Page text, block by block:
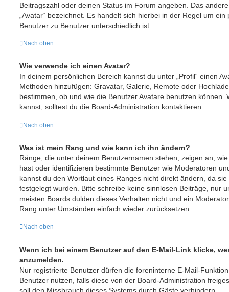
Beitragszahl oder deinen Status im Forum angeben. Das
„Avatar“ bezeichnet. Es handelt sich hierbei in der Regel um
Benutzer zu Benutzer unterschiedlich ist.
Nach oben
Wie verwende ich einen Avatar?
In deinem persönlichen Bereich kannst du unter „Profil“ einen
Methoden hinzufügen: Gravatar, Galerie, Remote oder
bestimmen, ob und wie die Benutzer Avatare benutzen können.
kannst, solltest du die Board-Administration kontaktieren.
Nach oben
Was ist mein Rang und wie kann ich ihn ändern?
Ränge, die unter deinem Benutzernamen stehen, zeigen an,
hast oder identifizieren bestimmte Benutzer wie Moderatoren
kannst du den Wortlaut eines Ranges nicht direkt ändern, da
festgelegt wurden. Bitte schreibe keine sinnlosen Beiträge, nur
meisten Boards dulden dieses Verhalten nicht und ein
Rang unter Umständen einfach wieder zurücksetzen.
Nach oben
Wenn ich bei einem Benutzer auf den E-Mail-Link klicke,
anzumelden.
Nur registrierte Benutzer dürfen die foreninterne E-Mail-
Benutzer nutzen, falls diese von der Board-Administration
soll den Missbrauch dieses Systems durch Gäste verhindern.